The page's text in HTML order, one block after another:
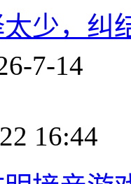
少，纠
7-14
16:44